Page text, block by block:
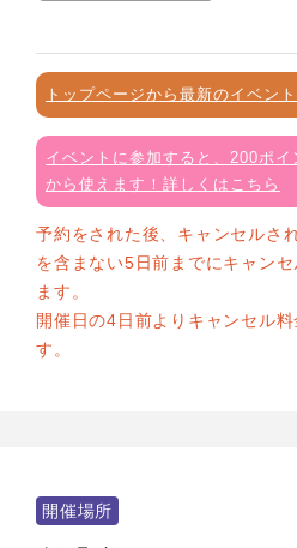
トップページから最新のイベン
イベントに参加すると、200ポ
から使えます！詳しくはこちら
予約をされた後、キャンセルさ
を含まない5日前までにキャン
ます。
開催日の4日前よりキャンセル
す。
開催場所